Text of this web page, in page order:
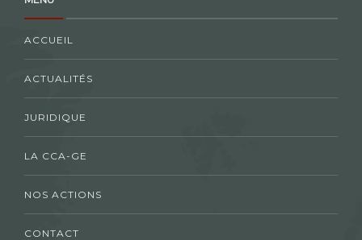
ACCUEIL
ACTUALITÉS
JURIDIQUE
LA CCA-GE
NOS ACTIONS
CONTACT